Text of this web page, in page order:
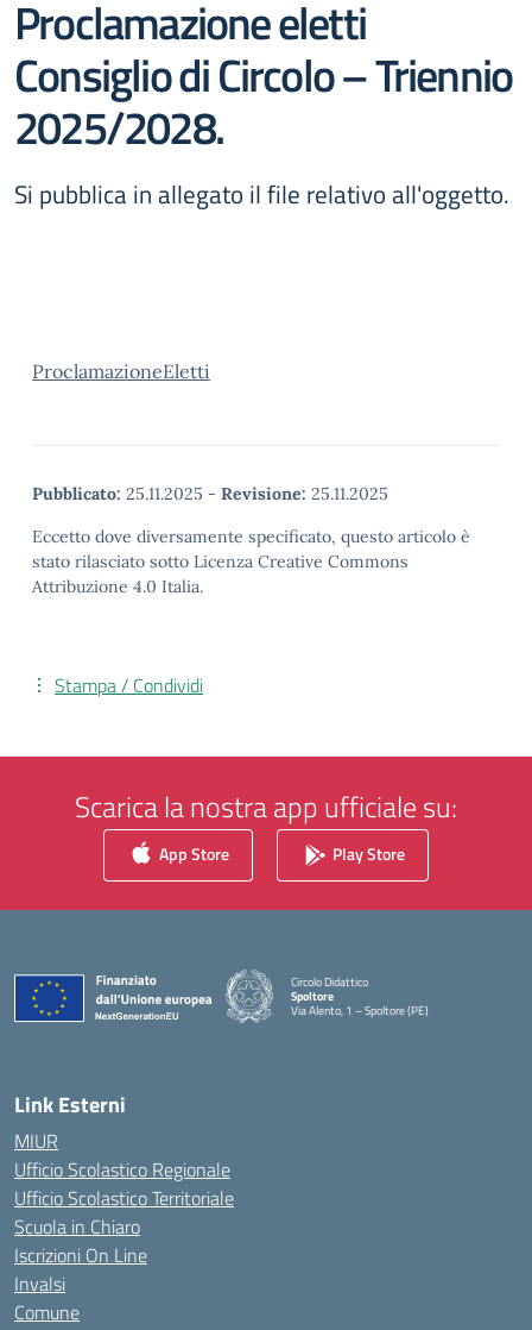
Proclamazione eletti
Consiglio di Circolo – Triennio
2025/2028.
Si pubblica in allegato il file relativo all'oggetto.
ProclamazioneEletti
Pubblicato: 25.11.2025 - Revisione: 25.11.2025
Eccetto dove diversamente specificato, questo articolo è
stato rilasciato sotto Licenza Creative Commons
Attribuzione 4.0 Italia.
Stampa / Condividi
Scarica la nostra app ufficiale su:
App Store Play Store
Circolo Didattico
Spoltore
Via Alento, 1 – Spoltore (PE)
— Visita la pagina iniziale della scuola
Link Esterni
MIUR
Ufficio Scolastico Regionale
Ufficio Scolastico Territoriale
Scuola in Chiaro
Iscrizioni On Line
Invalsi
Comune